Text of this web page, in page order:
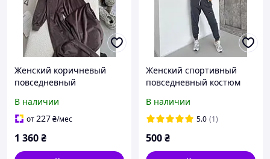
Женский коричневый
повседневный
спортивный костюм 2ка:
Штаны и Кофта с
В наличии
от227₴/мес
1 360₴
Женский спортивный
повседневный костюм
свободного кроя и штаны
джоггеры)
В наличии
5.0 (1)
500₴